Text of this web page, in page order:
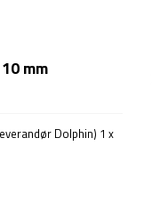
mm
Dolphin) 1 x